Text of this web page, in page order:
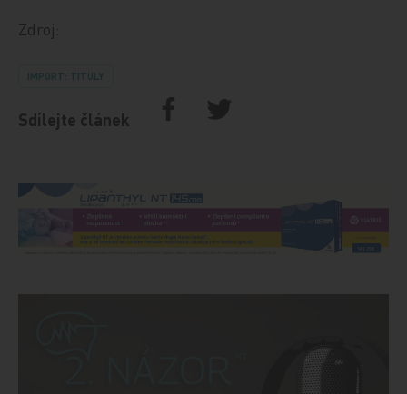
Zdroj:
IMPORT: TITULY
Sdílejte článek